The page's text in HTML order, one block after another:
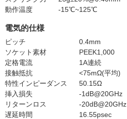
動作温度
-15℃~125℃
電気的仕様
ピッチ
0.4mm
ソケット素材
PEEK1,000
定格電流
1A連続
接触抵抗
<75mΩ(平均)
特性インピーダンス
50.15Ω
挿入損失
-1dB@20GHz
リターンロス
-20dB@20GHz
遅延時間
16.55psec